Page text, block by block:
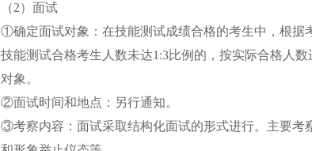
（2）面试
①确定面试对象：在技能测试成绩合格的考生中，根据
技能测试合格考生人数未达1:3比例的，按实际合格人
对象。
②面试时间和地点：另行通知。
③考察内容：面试采取结构化面试的形式进行。主要考